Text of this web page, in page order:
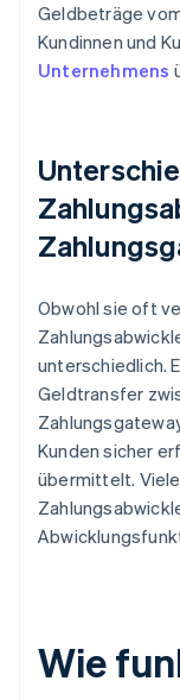
Geldbeträge
Kundinnen und
Unternehmens
Obwohl sie oft
unterschiedlich.
Geldtransfer
Kunden sicher
übermittelt.
Wie